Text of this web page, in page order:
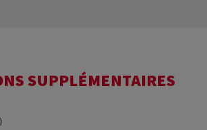
SUPPLÉMENTAIRES